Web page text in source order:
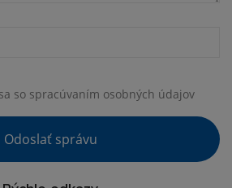
so spracúvaním osobných údajov
Odoslať správu